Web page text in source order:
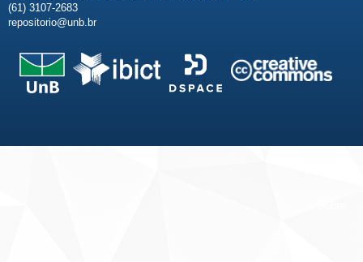
(61) 3107-2683
repositorio@unb.br